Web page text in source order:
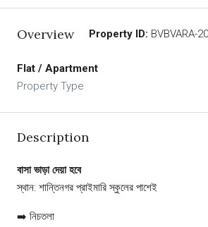
Overview Property ID: BVBVARA-
Flat / Apartment
Property Type
Description
বাসা ভাড়া দেয়া হবে
স্থান: শান্তিনগর প্রাইমারি স্কুলের পাশেই
➡️ নিচতলা